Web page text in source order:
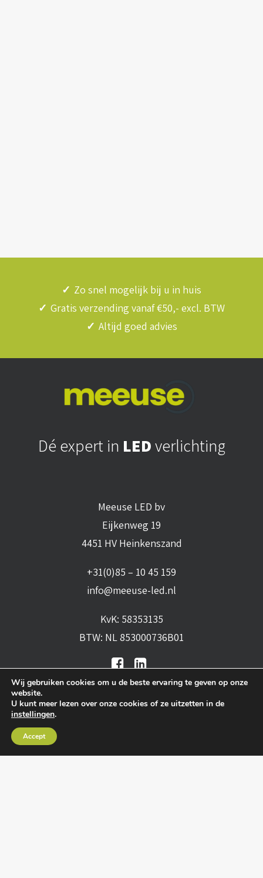
✓ Zo snel mogelijk bij u in huis
✓ Gratis verzending vanaf €50,- excl. BTW
✓ Altijd goed advies
Dé expert in LEDverlichting
Meeuse LED bv
Eijkenweg 19
4451 HV Heinkenszand
+31(0)85 – 10 45 159
info@meeuse-led.nl
KvK: 58353135
BTW: NL 853000736B01
leveringsvoorwaarden
Wij gebruiken cookies om u de beste ervaring te geven op onze
website.
U kunt meer lezen over onze cookies of ze uitzetten in de
instellingen.
Accept